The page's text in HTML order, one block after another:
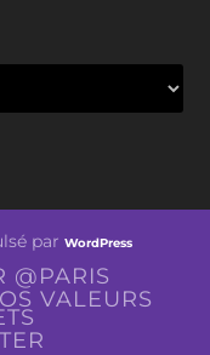
par WordPress
@PARIS
VALEURS